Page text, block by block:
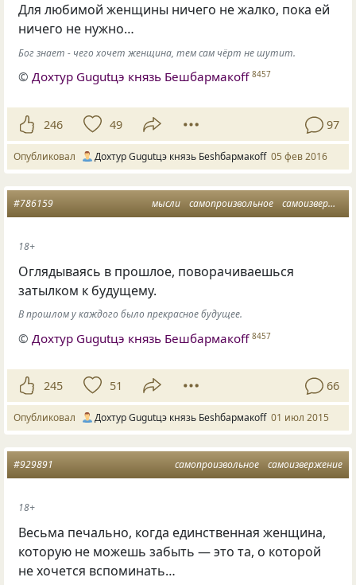
Для любимой женщины ничего не жалко, пока ей
ничего не нужно…
Бог знает - чего хочет женщина, тем сам чёрт не шутит.
©Дохтур Gugutцэ князь Бешбармакоff 8457
246 49 97
Опубликовал Дохтур Gugutцэ князь Беshбармакоff 05 фев 2016
мысли самопроизвольное самоизвержение
#786159
18+
Оглядываясь в прошлое, поворачиваешься
затылком к будущему.
В прошлом у каждого было прекрасное будущее.
© Дохтур Gugutцэ князь Бешбармакоff 8457
245 51 66
Опубликовал Дохтур Gugutцэ князь Беshбармакоff 01 июл 2015
самопроизвольное самоизвержение
#929891
18+
Весьма печально, когда единственная женщина,
которую не можешь забыть — это та, о которой
не хочется вспоминать…